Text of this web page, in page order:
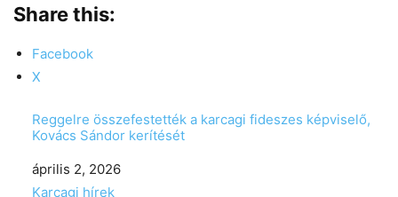
Share this:
Facebook
X
Reggelre összefestették a karcagi fideszes képviselő,
Kovács Sándor kerítését
Date
április 2, 2026
In relation to
Karcagi hírek